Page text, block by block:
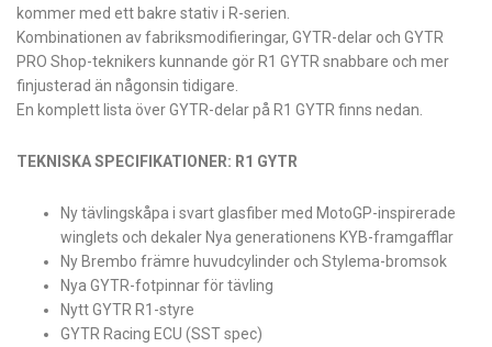
kommer med ett bakre stativ i R-serien.
Kombinationen av fabriksmodifieringar, GYTR-delar och GYTR
PRO Shop-teknikers kunnande gör R1 GYTR snabbare och mer
finjusterad än någonsin tidigare.
En komplett lista över GYTR-delar på R1 GYTR finns nedan.
TEKNISKA SPECIFIKATIONER: R1 GYTR
Ny tävlingskåpa i svart glasfiber med MotoGP-inspirerade
winglets och dekaler Nya generationens KYB-framgafflar
Ny Brembo främre huvudcylinder och Stylema-bromsok
Nya GYTR-fotpinnar för tävling
Nytt GYTR R1-styre
GYTR Racing ECU (SST spec)